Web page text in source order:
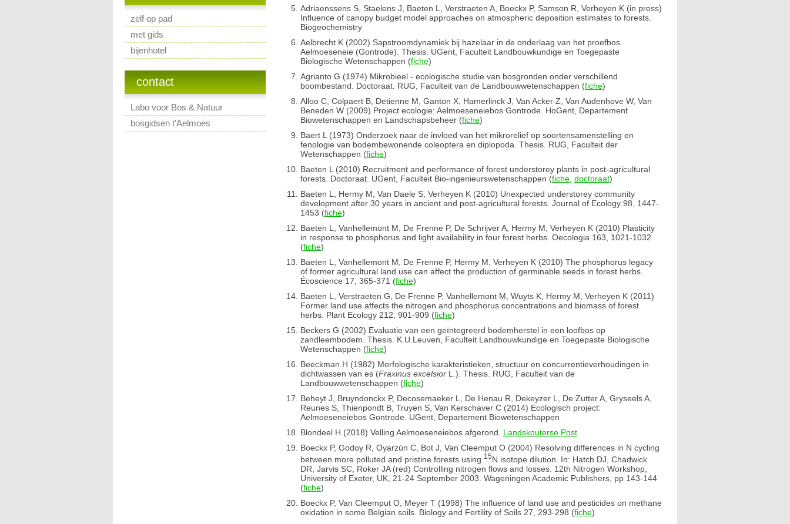
Adriaenssens S, Staelens J, Baeten L, Verstraeten A, Boeckx P, Samson R, Verheyen K (in press)
Influence of canopy budget model approaches on atmospheric deposition estimates to forests.
Biogeochemistry
Aelbrecht K (2002) Sapstroomdynamiek bij hazelaar in de onderlaag van het proefbos
Aelmoeseneie (Gontrode). Thesis. UGent, Faculteit Landbouwkundige en Toegepaste
Biologische Wetenschappen (fiche)
Agrianto G (1974) Mikrobieel - ecologische studie van bosgronden onder verschillend
boombestand. Doctoraat. RUG, Faculteit van de Landbouwwetenschappen (fiche)
Alloo C, Colpaert B, Detienne M, Ganton X, Hamerlinck J, Van Acker Z, Van Audenhove W, Van
Beneden W (2009) Project ecologie: Aelmoeseneiebos Gontrode. HoGent, Departement
Biowetenschappen en Landschapsbeheer (fiche)
Baert L (1973) Onderzoek naar de invloed van het mikrorelief op soortensamenstelling en
fenologie van bodembewonende coleoptera en diplopoda. Thesis. RUG, Faculteit der
Wetenschappen (fiche)
Baeten L (2010) Recruitment and performance of forest understorey plants in post-agricultural
forests. Doctoraat. UGent, Faculteit Bio-ingenieurswetenschappen (fiche doctoraat)
Baeten L, Hermy M, Van Daele S, Verheyen K (2010) Unexpected understorey community
development after 30 years in ancient and post-agricultural forests. Journal of Ecology 98, 1447-
1453 (fiche)
Baeten L, Vanhellemont M, De Frenne P, De Schrijver A, Hermy M, Verheyen K (2010) Plasticity
in response to phosphorus and light availability in four forest herbs. Oecologia 163, 1021-1032
(fiche)
Baeten L, Vanhellemont M, De Frenne P, Hermy M, Verheyen K (2010) The phosphorus legacy
of former agricultural land use can affect the production of germinable seeds in forest herbs.
Écoscience 17, 365-371 (fiche)
Baeten L, Verstraeten G, De Frenne P, Vanhellemont M, Wuyts K, Hermy M, Verheyen K (2011)
Former land use affects the nitrogen and phosphorus concentrations and biomass of forest
herbs. Plant Ecology 212, 901-909 (fiche)
Beckers G (2002) Evaluatie van een geïntegreerd bodemherstel in een loofbos op
zandleembodem. Thesis. K.U.Leuven, Faculteit Landbouwkundige en Toegepaste Biologische
Wetenschappen (fiche)
Beeckman H (1982) Morfologische karakteristieken, structuur en concurrentieverhoudingen in
dichtwassen van es (Fraxinus excelsior L.). Thesis. RUG, Faculteit van de
Landbouwwetenschappen (fiche)
Beheyt J, Bruyndonckx P, Decosemaeker L, De Henau R, Dekeyzer L, De Zutter A, Gryseels A,
Reunes S, Thienpondt B, Truyen S, Van Kerschaver C (2014) Ecologisch project:
Aelmoeseneiebos Gontrode. UGent, Departement Biowetenschappen
Blondeel H (2018) Velling Aelmoeseneiebos afgerond. Landskouterse Post
Boeckx P, Godoy R, Oyarzún C, Bot J, Van Cleemput O (2004) Resolving differences in N cycling
between more polluted and pristine forests using 15N isotope dilution. In: Hatch DJ, Chadwick
DR, Jarvis SC, Roker JA (red) Controlling nitrogen flows and losses. 12th Nitrogen Workshop,
University of Exeter, UK, 21-24 September 2003. Wageningen Academic Publishers, pp 143-144
(fiche)
Boeckx P, Van Cleemput O, Meyer T (1998) The influence of land use and pesticides on methane
oxidation in some Belgian soils. Biology and Fertility of Soils 27, 293-298 (fiche)
zelf op pad
met gids
bijenhotel
contact
Labo voor Bos & Natuur
bosgidsen t'Aelmoes